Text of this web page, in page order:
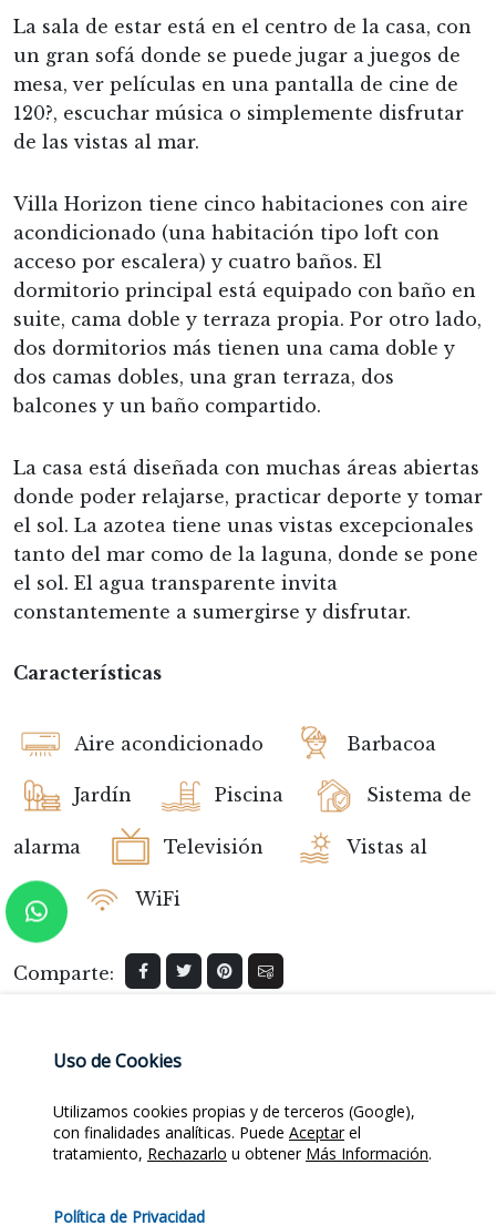
La sala de estar está en el centro de la casa, con
un gran sofá donde se puede jugar a juegos de
mesa, ver películas en una pantalla de cine de
120?, escuchar música o simplemente disfrutar
de las vistas al mar.
Villa Horizon tiene cinco habitaciones con aire
acondicionado (una habitación tipo loft con
acceso por escalera) y cuatro baños. El
dormitorio principal está equipado con baño en
suite, cama doble y terraza propia. Por otro lado,
dos dormitorios más tienen una cama doble y
dos camas dobles, una gran terraza, dos
balcones y un baño compartido.
La casa está diseñada con muchas áreas abiertas
donde poder relajarse, practicar deporte y tomar
el sol. La azotea tiene unas vistas excepcionales
tanto del mar como de la laguna, donde se pone
el sol. El agua transparente invita
constantemente a sumergirse y disfrutar.
Características
Aire acondicionado Barbacoa
Jardín Piscina Sistema de
alarma Televisión Vistas al
mar WiFi
Comparte:
Consultar esta propiedad
Nombre *
Uso de Cookies
Utilizamos cookies propias y de terceros (Google),
con finalidades analíticas. Puede Aceptarel
tratamiento, Rechazarlo u obtener Más Información.
Política de Privacidad